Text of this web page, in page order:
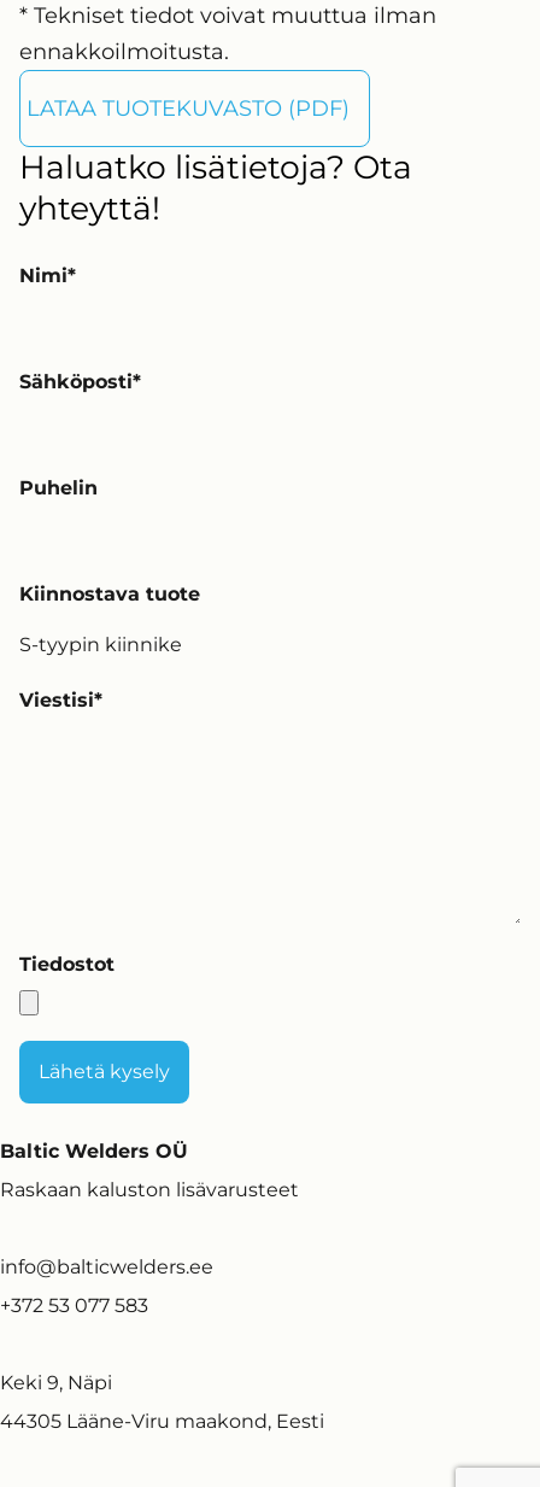
* Tekniset tiedot voivat muuttua ilman
ennakkoilmoitusta.
LATAA TUOTEKUVASTO (PDF)
Haluatko lisätietoja? Ota
yhteyttä!
Nimi
Sähköposti
Puhelin
Kiinnostava tuote
Viestisi
Tiedostot
Baltic Welders OÜ
Raskaan kaluston lisävarusteet
info@balticwelders.ee
+372 53 077 583
Keki 9, Näpi
44305 Lääne-Viru maakond, Eesti